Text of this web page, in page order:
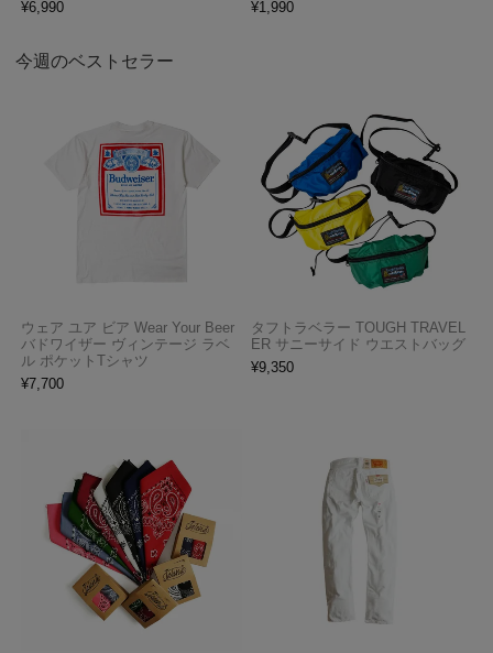
¥6,990
¥1,990
今週のベストセラー
ウェア ユア ビア Wear Your Beer
バドワイザー ヴィンテージ ラベ
ル ポケットTシャツ
¥7,700
タフトラベラー TOUGH TRAVEL
ER サニーサイド ウエストバッグ
¥9,350